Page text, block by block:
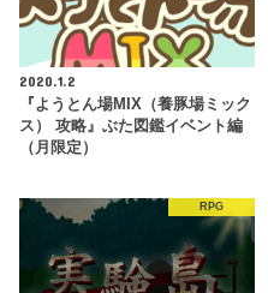
2020.1.2
『ようとん場MIX（養豚場ミック
ス） 攻略』ぶた図鑑イベント編
（月限定）
RPG